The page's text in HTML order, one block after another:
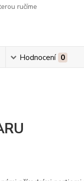
ručíme
Hodnocení 0